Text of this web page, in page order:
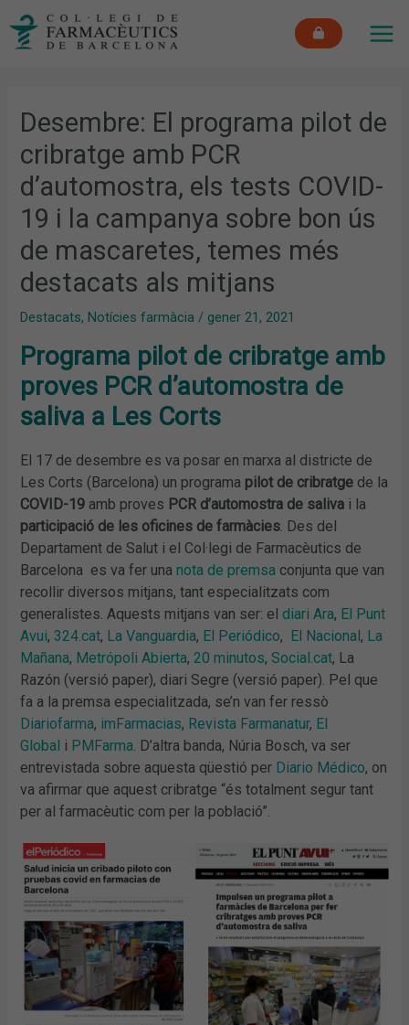
Desembre: El programa pilot de
cribratge amb PCR
d’automostra, els tests COVID-
19 i la campanya sobre bon ús
de mascaretes, temes més
destacats als mitjans
Destacats, Notícies farmàcia / gener 21, 2021
Programa pilot de cribratge amb
proves PCR d’automostra de
saliva a Les Corts
El 17 de desembre es va posar en marxa al districte de
Les Corts (Barcelona) un programa pilot de cribratge de la
COVID-19 amb proves PCR d’automostra de saliva i la
participació de les oficines de farmàcies. Des del
Departament de Salut i el Col·legi de Farmacèutics de
Barcelona es va fer unanota de premsa conjunta que van
recollir diversos mitjans, tant especialitzats com
generalistes. Aquests mitjans van ser: eldiari Ara, El Punt
Avui,324.cat, La Vanguardia, El Periódico, El Nacional, La
Mañana, Metrópoli Abierta,20 minutos,Social.cat, La
Razón (versió paper), diari Segre (versió paper). Pel que
fa a la premsa especialitzada, se’n van fer ressò
Diariofarma, imFarmacias, Revista Farmanatur, El
Global i PMFarma. D’altra banda, Núria Bosch, va ser
entrevistada sobre aquesta qüestió per Diario Médico, on
va afirmar que aquest cribratge “és totalment segur tant
per al farmacèutic com per la població”.